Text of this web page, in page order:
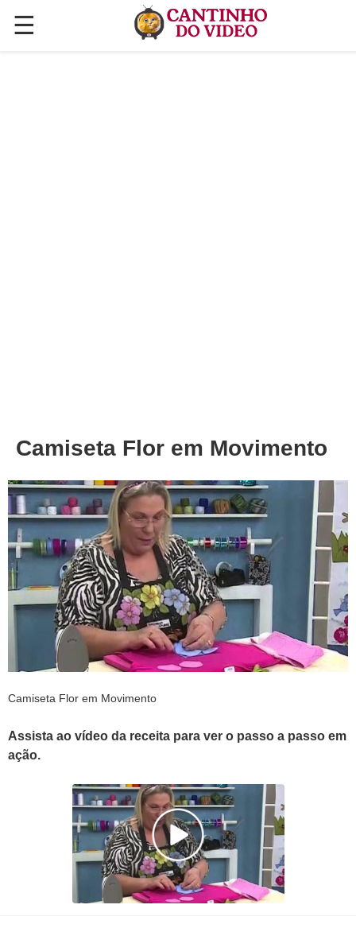
☰
✕
Camiseta Flor em Movimento
Camiseta Flor em Movimento
Assista ao vídeo da receita para ver o passo a passo em
ação.